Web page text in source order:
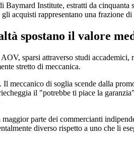
Baymard Institute, estratti da
acquisti rappresentano una frazione
spostano il valore
sparsi attraverso studi
stretto di meccanica.
meccanico di soglia scende dalla
il "potrebbe ti piace la
parte dei commercianti
diverso rispetto a uno che li